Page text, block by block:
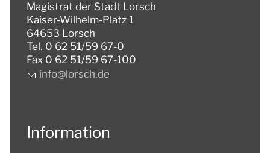
Magistrat der Stadt Lorsch
Kaiser-Wilhelm-Platz 1
64653 Lorsch
Tel. 0 62 51/59 67-0
Fax 0 62 51/59 67-100
nf
l rsch d
Information